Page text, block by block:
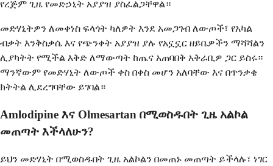
የረጅም ጊዜ የመድኃኒት አያያዝ ያስፈልጋቸዋል።
መድሃኒትዎን ለመቀነስ ፍላጎት ካለዎት እንደ አመጋገብ ለውጦች፣ የአካል
ብቃት እንቅስቃሴ እና የጭንቀት አያያዝ ያሉ የአኗኗር ዘይቤዎችን ማሻሻልን
ሊያካትት የሚችል እቅድ ለማውጣት ከጤና አጠባበቅ አቅራቢዎ ጋር ይስሩ።
ማንኛውም የመድሃኒት ለውጦች ቀስ በቀስ መሆን አለባቸው እና በጥንቃቄ
ክትትል ሊደረግባቸው ይገባል።
Amlodipine እና Olmesartan በሚወስዱበት ጊዜ አልኮል
መጠጣት እችላለሁን?
ይህን መድሃኒት በሚወስዱበት ጊዜ አልኮልን በመጠኑ መጠጣት ይችላሉ፣ ነገር